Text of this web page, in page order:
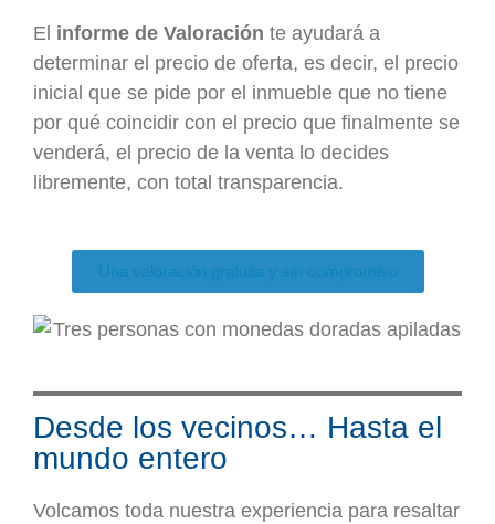
El informe de Valoración te ayudará a
determinar el precio de oferta, es decir, el precio
inicial que se pide por el inmueble que no tiene
por qué coincidir con el precio que finalmente se
venderá, el precio de la venta lo decides
libremente, con total transparencia.
Una valoración gratuita y sin compromiso
Desde los vecinos… Hasta el
mundo entero
Volcamos toda nuestra experiencia para resaltar